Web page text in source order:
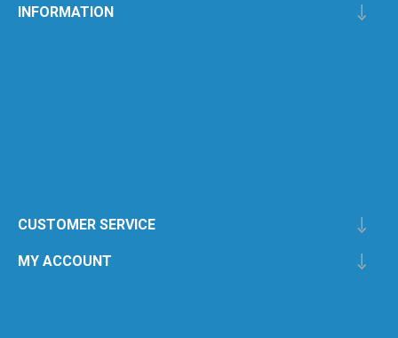
INFORMATION
CUSTOMER SERVICE
MY ACCOUNT